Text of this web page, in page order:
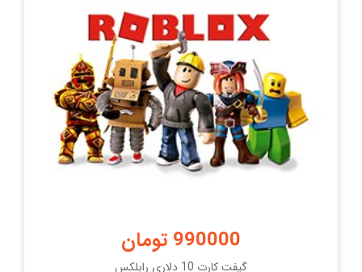
990000 تومان
گیفت کارت 10 دلاری رابلکس